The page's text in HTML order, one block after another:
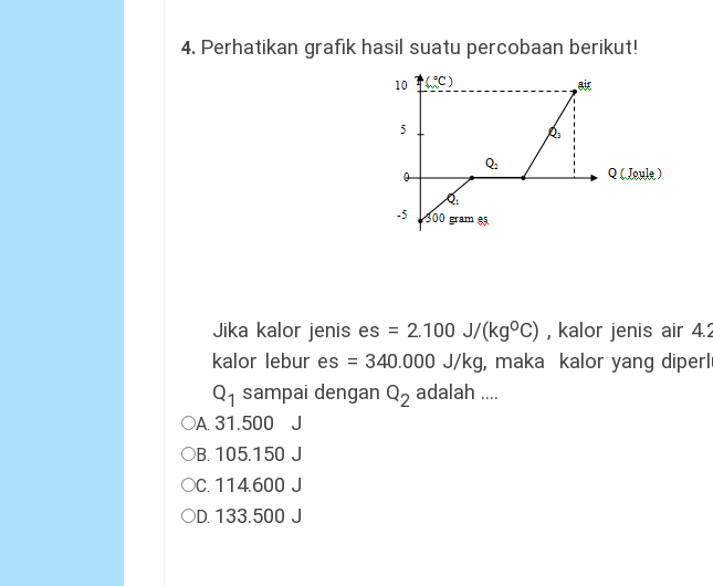
4. Perhatikan grafik hasil suatu percobaan berikut!
Jika kalor jenis es = 2.100 J/(kgoC) , kalor jenis air
kalor lebur es = 340.000 J/kg, maka kalor yang
Q1 sampai dengan Q2 adalah ....
A. 31.500 J
B. 105.150 J
C. 114.600 J
D. 133.500 J